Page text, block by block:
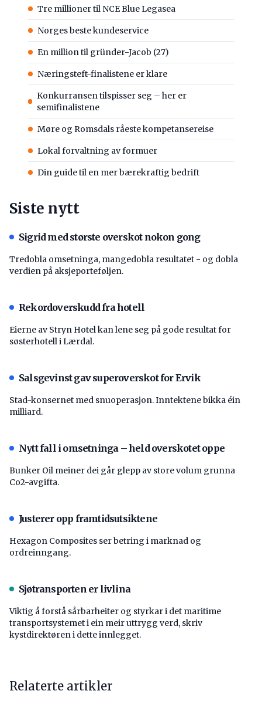
Tre millioner til NCE Blue Legasea
Norges beste kundeservice
En million til gründer-Jacob (27)
Næringsteft-finalistene er klare
Konkurransen tilspisser seg – her er
semifinalistene
Møre og Romsdals råeste kompetansereise
Lokal forvaltning av formuer
Din guide til en mer bærekraftig bedrift
Siste nytt
Sigrid med største overskot nokon gong
Tredobla omsetninga, mangedobla resultatet - og dobla
verdien på aksjeporteføljen.
Rekordoverskudd fra hotell
Eierne av Stryn Hotel kan lene seg på gode resultat for
søsterhotell i Lærdal.
Salsgevinst gav superoverskot for Ervik
Stad-konsernet med snuoperasjon. Inntektene bikka éin
milliard.
Nytt fall i omsetninga – held overskotet oppe
Bunker Oil meiner dei går glepp av store volum grunna
Co2-avgifta.
Justerer opp framtidsutsiktene
Hexagon Composites ser betring i marknad og
ordreinngang.
Sjøtransporten er livlina
Viktig å forstå ­sårbarheiter og styrkar i det maritime
transport­systemet i ein meir uttrygg verd, skriv
kystdirektøren i dette innlegget.
Relaterte artikler